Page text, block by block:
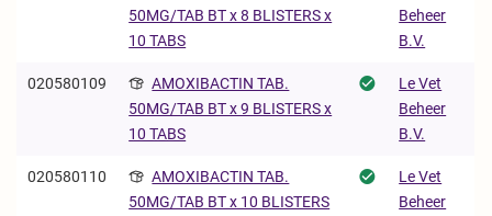
50MG/TAB BT x 8 BLISTERS x
10 TABS
Beheer
B.V.
020580109
AMOXIBACTIN TAB.
50MG/TAB BT x 9 BLISTERS x
10 TABS
Le Vet
Beheer
B.V.
020580110
AMOXIBACTIN TAB.
50MG/TAB BT x 10 BLISTERS
Le Vet
Beheer